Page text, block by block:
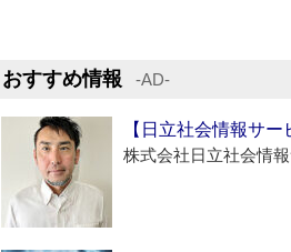
おすすめ情報 ‐AD‐
【日立社会情報サ
株式会社日立社会情